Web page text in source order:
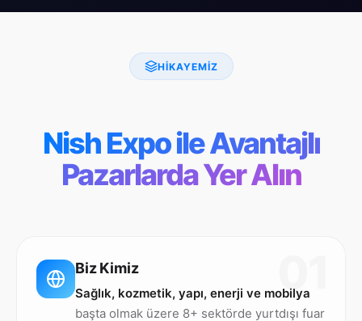
HIKAYEMIZ
Nish Expo ile Avantajlı
Pazarlarda Yer Alın
Biz Kimiz
Sağlık, kozmetik, yapı, enerji ve mobilya
başta olmak üzere 8+ sektörde yurtdışı fuar
01